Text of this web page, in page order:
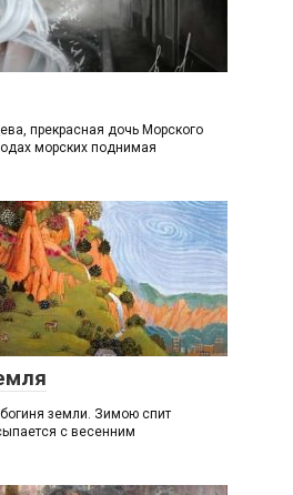
прекрасная дочь Морского
морских поднимая
земли. Зимою спит
с весенним